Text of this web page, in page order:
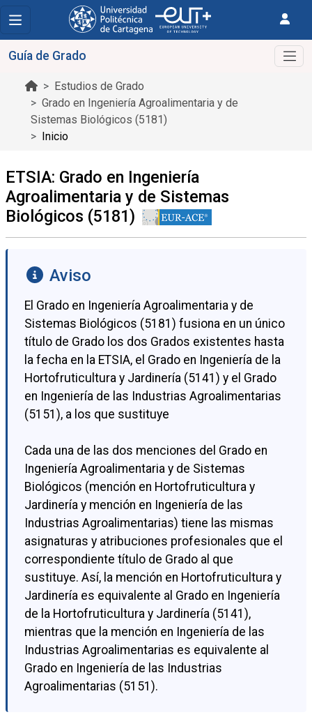
Estudios de Grado
Grado en Ingeniería Agroalimentaria y de
Sistemas Biológicos (5181)
Inicio
Guía de Grado
ETSIA: Grado en Ingeniería
Agroalimentaria y de Sistemas
Biológicos (5181)
Aviso
El Grado en Ingeniería Agroalimentaria y de
Sistemas Biológicos (5181) fusiona en un único
título de Grado los dos Grados existentes hasta
la fecha en la ETSIA, el Grado en Ingeniería de la
Hortofruticultura y Jardinería (5141) y el Grado
en Ingeniería de las Industrias Agroalimentarias
(5151), a los que sustituye
Cada una de las dos menciones del Grado en
Ingeniería Agroalimentaria y de Sistemas
Biológicos (mención en Hortofruticultura y
Jardinería y mención en Ingeniería de las
Industrias Agroalimentarias) tiene las mismas
asignaturas y atribuciones profesionales que el
correspondiente título de Grado al que
sustituye. Así, la mención en Hortofruticultura y
Jardinería es equivalente al Grado en Ingeniería
de la Hortofruticultura y Jardinería (5141),
mientras que la mención en Ingeniería de las
Industrias Agroalimentarias es equivalente al
Grado en Ingeniería de las Industrias
Agroalimentarias (5151).